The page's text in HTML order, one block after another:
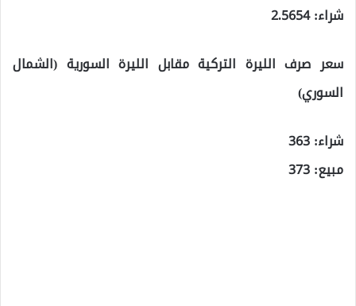
شراء: 2.5654
سعر صرف الليرة التركية مقابل الليرة السورية (الشمال
السوري)
شراء: 363
مبيع: 373